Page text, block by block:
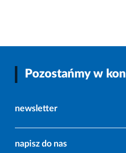
Pozostańmy w
newsletter
napisz do nas